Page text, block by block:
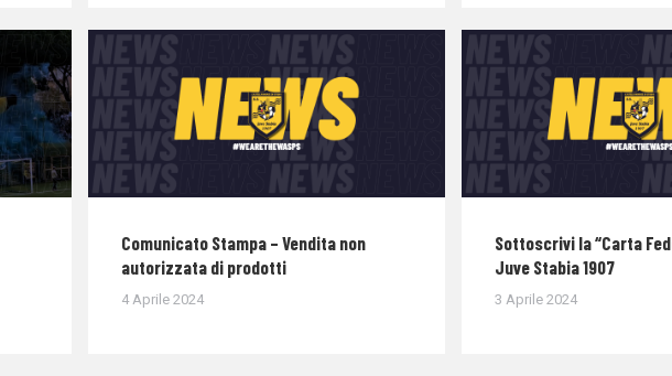
Comunicato Stampa – Vendita non
autorizzata di prodotti
4 Aprile 2024
Sottoscrivi la “Carta
Juve Stabia 1907
3 Aprile 2024